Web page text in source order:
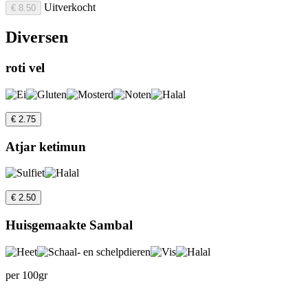
€ 8.50 Uitverkocht
Diversen
roti vel
€ 2.75
Atjar ketimun
€ 2.50
Huisgemaakte Sambal
per 100gr